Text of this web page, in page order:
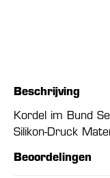
Beschrijving
Kordel im Bund
Silikon-Druck
Beoordelingen